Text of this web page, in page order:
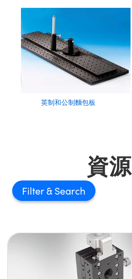
英制和公制麵包板
資源
Filter